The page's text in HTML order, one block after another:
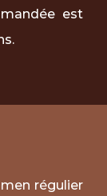
est
régulier